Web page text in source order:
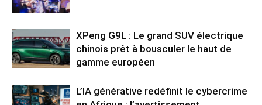
XPeng G9L : Le grand SUV électrique
chinois prêt à bousculer le haut de
gamme européen
L’IA générative redéfinit le cybercrime